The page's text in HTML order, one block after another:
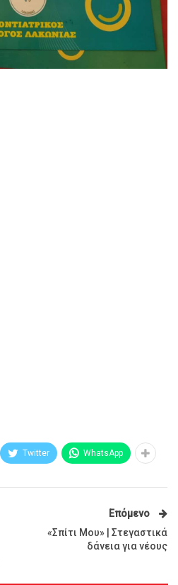
Twitter WhatsApp
Επόμενο
«Σπίτι Μου» | Στεγαστικά
δάνεια για νέους